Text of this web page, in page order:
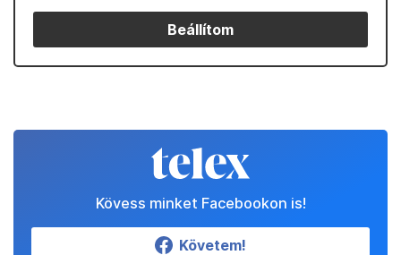
Beállítom
Kövess minket Facebookon is!
Követem!